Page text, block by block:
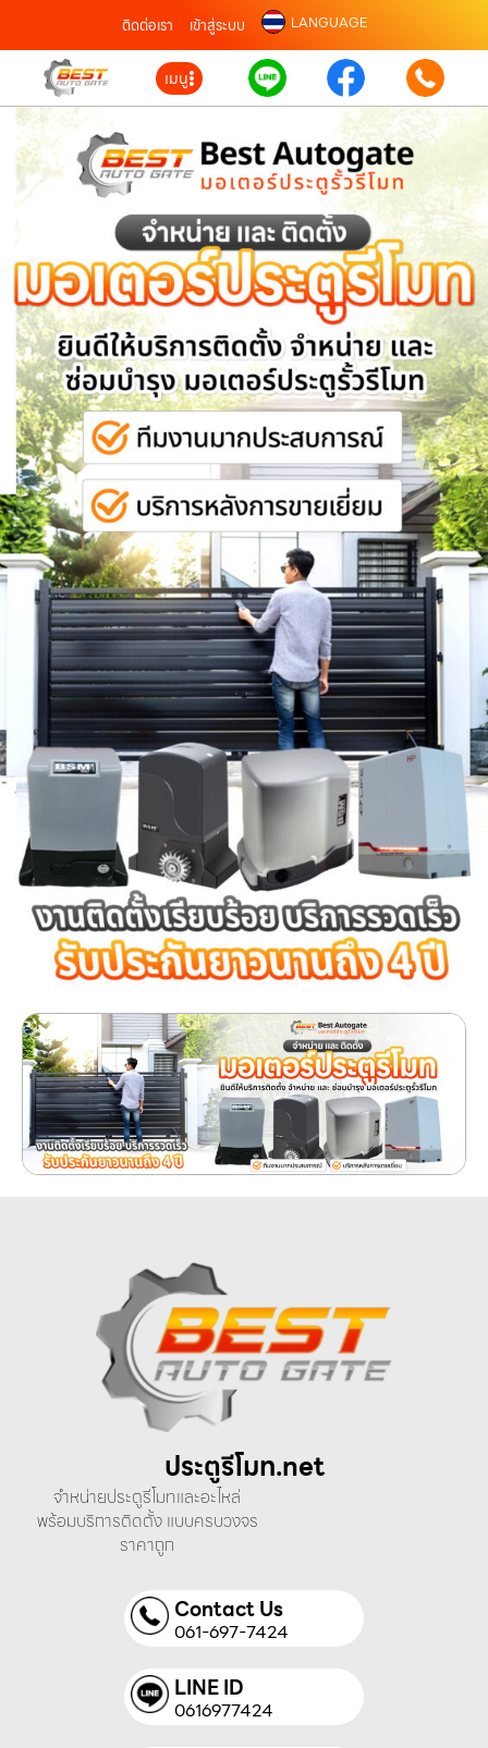
ติดต่อเรา เข้าสู่ระบบ LANGUAGE
เมนู
ประตูรีโมท.net
จำหน่ายประตูรีโมทและอะไหล่
พร้อมบริการติดตั้ง แบบครบวงจร
ราคาถูก
Contact Us
061-697-7424
LINE ID
0616977424